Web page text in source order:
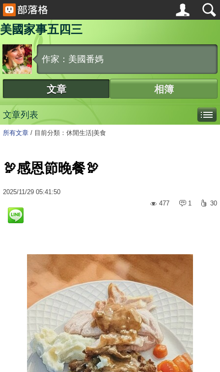
美國家事五四三
作家：美國番媽
文章 相簿
文章列表
所有文章 / 目前分類：休閒生活|美食
🦃感恩節晚餐🦃
2025/11/29 05:41:50
477
1 30